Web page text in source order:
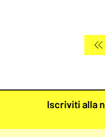
Iscriviti alla